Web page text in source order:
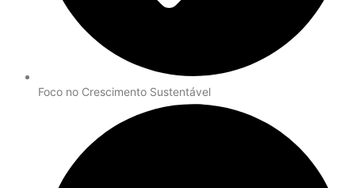
Foco no Crescimento Sustentável